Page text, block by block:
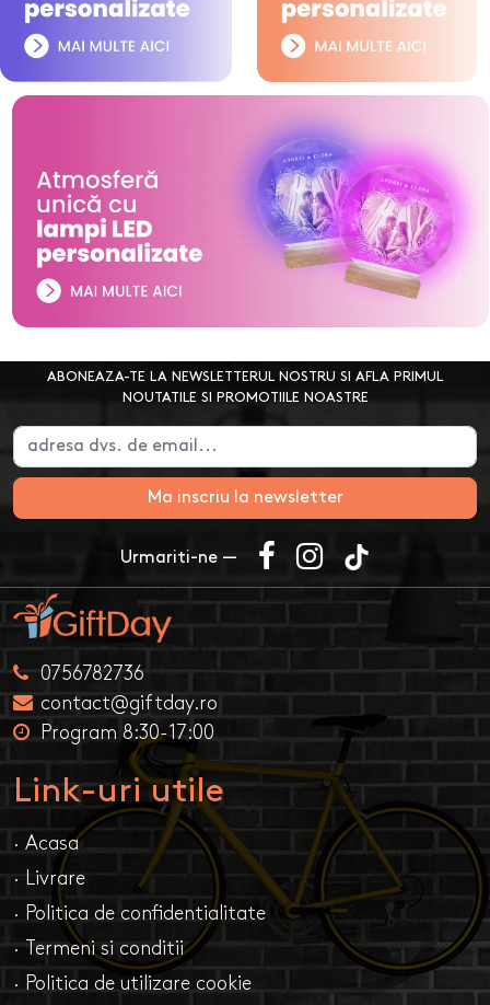
ABONEAZA-TE LA NEWSLETTERUL NOSTRU SI AFLA PRIMUL
NOUTATILE SI PROMOTIILE NOASTRE
Ma inscriu la newsletter
Urmariti-ne —
0756782736
contact@giftday.ro
Program 8:30-17:00
Link-uri utile
· Acasa
· Livrare
· Politica de confidentialitate
· Termeni si conditii
· Politica de utilizare cookie